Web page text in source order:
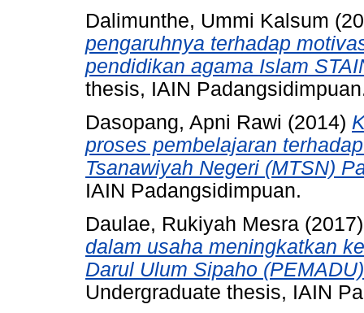
Dalimunthe, Ummi Kalsum
pengaruhnya terhadap
pendidikan agama Islam
thesis, IAIN
Dasopang, Apni Rawi (2014)
proses pembelajaran
Tsanawiyah Negeri (MTSN)
IAIN Padangsidimpuan.
Daulae, Rukiyah Mesra
dalam usaha meningkatkan
Darul Ulum Sipaho
Undergraduate thesis, IAIN